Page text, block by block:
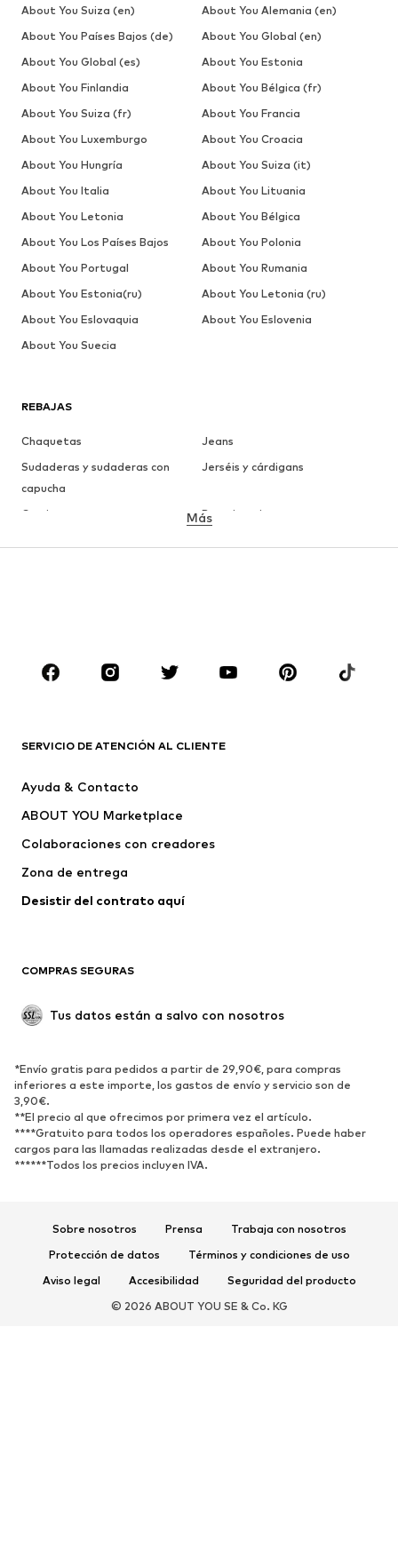
REBAJAS
Chaquetas
Jeans
Sudaderas y sudaderas con
capucha
Jerséis y cárdigans
Camisetas
Ropa interior
ROPA
Camisetas
Jeans
Pantalones
Ropa interior
Jerséis y cárdigans
Trajes y chaquetas
Ropa de baño
Nuevo
Tendencia
Zapatos bajos
Zapatos deportivos
Zapatos abiertos
DEPORTE
Ropa deportiva
Disciplinas deportivas
Complementos deportivos
COMPLEMENTOS
Más
SERVICIO DE ATENCIÓN AL CLIENTE
Ayuda & Contacto
ABOUT YOU Marketplace
Colaboraciones con creadores
Zona de entrega
Desistir del contrato aquí
COMPRAS SEGURAS
Tus datos están a salvo con nosotros
*Envío gratis para pedidos a partir de 29,90€, para compras
inferiores a este importe, los gastos de envío y servicio son de
3,90€.
**El precio al que ofrecimos por primera vez el artículo.
****Gratuito para todos los operadores españoles. Puede haber
cargos para las llamadas realizadas desde el extranjero.
******Todos los precios incluyen IVA.
Sobre nosotros Prensa
Trabaja con nosotros
Protección de datos
Términos y condiciones de uso
Aviso legal
Accesibilidad
Seguridad del producto
© 2026 ABOUT YOU SE & Co. KG
About You Suiza (en)
About You Alemania (en)
About You Países Bajos (de)
About You Global (en)
About You Global (es)
About You Estonia
About You Finlandia
About You Bélgica (fr)
About You Suiza (fr)
About You Francia
About You Luxemburgo
About You Croacia
About You Hungría
About You Suiza (it)
About You Italia
About You Lituania
About You Letonia
About You Bélgica
About You Los Países Bajos
About You Polonia
About You Portugal
About You Rumania
About You Estonia(ru)
About You Letonia (ru)
About You Eslovaquia
About You Eslovenia
About You Suecia